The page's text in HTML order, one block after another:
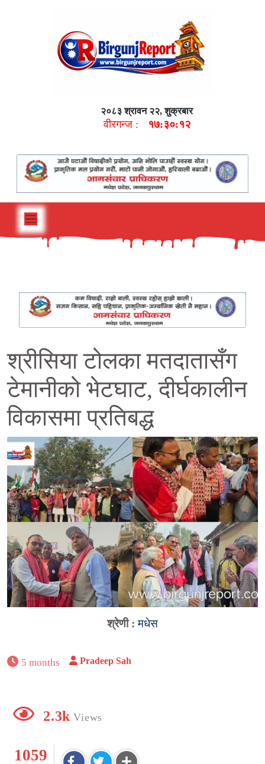
२०८३ श्रावन २२, शुक्रबार
वीरगन्ज : १७:३०:१३
श्रीसिया टोलका मतदातासँग
टेमानीको भेटघाट, दीर्घकालीन
विकासमा प्रतिबद्ध
श्रेणी :मधेस
5 months Pradeep Sah
2.3k Views
1059